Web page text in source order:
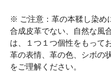
※ ご注意：革の本鞣し染め
合成皮革でない、自然な風
は、１つ１つ個性をもって
革の表情、革の色、シボの
をご理解ください。